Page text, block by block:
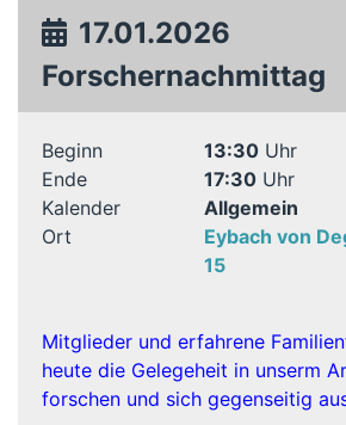
17.01.2026
Forschernachmittag
Beginn 13:30Uhr
Ende
17:30Uhr
Kalender
Allgemein
Ort
Eybach von
15
Mitglieder und erfahrene
heute die Gelegeheit in unserm
forschen und sich gegenseitig